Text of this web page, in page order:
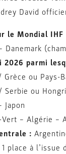
David
le Mondial IHF
Danemark
2026 parmi
ou Pays-
ou
Japon
– Algérie –
:
1 place à l’issue